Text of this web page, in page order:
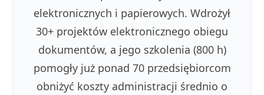
elektronicznych i papierowych. Wdrożył
30+ projektów elektronicznego obiegu
dokumentów, a jego szkolenia (800 h)
pomogły już ponad 70 przedsiębiorcom
obniżyć koszty administracji średnio o